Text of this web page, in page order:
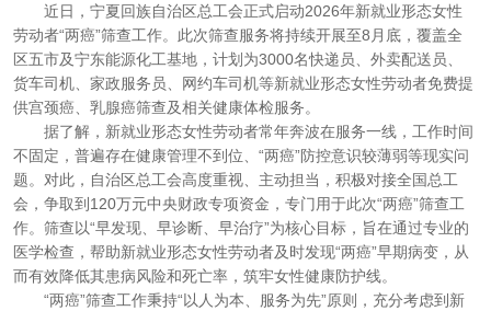
近日，宁夏回族自治区总工会正式启动2026年新就业形态女性
劳动者“两癌”筛查工作。此次筛查服务将持续开展至8月底，覆盖全
区五市及宁东能源化工基地，计划为3000名快递员、外卖配送员、
货车司机、家政服务员、网约车司机等新就业形态女性劳动者免费提
供宫颈癌、乳腺癌筛查及相关健康体检服务。
据了解，新就业形态女性劳动者常年奔波在服务一线，工作时间
不固定，普遍存在健康管理不到位、“两癌”防控意识较薄弱等现实问
题。对此，自治区总工会高度重视、主动担当，积极对接全国总工
会，争取到120万元中央财政专项资金，专门用于此次“两癌”筛查工
作。筛查以“早发现、早诊断、早治疗”为核心目标，旨在通过专业的
医学检查，帮助新就业形态女性劳动者及时发现“两癌”早期病变，从
而有效降低其患病风险和死亡率，筑牢女性健康防护线。
“两癌”筛查工作秉持“以人为本、服务为先”原则，充分考虑到新